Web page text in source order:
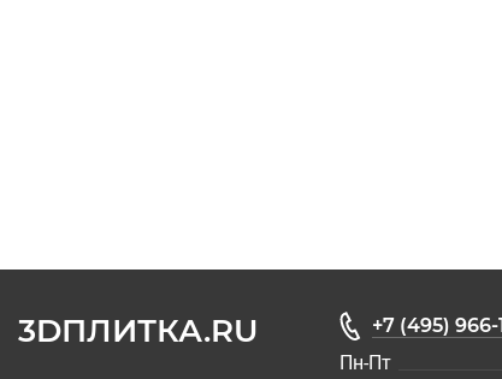
3DПЛИТКА.RU
+7 (495) 966-
Пн-Пт